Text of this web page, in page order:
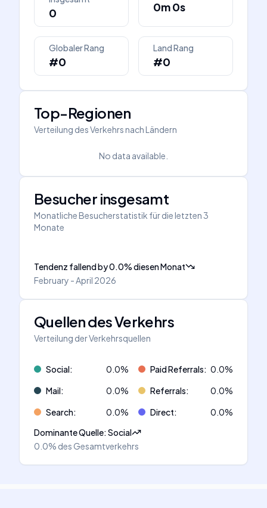
0 0m 0s
Globaler Rang
#0
Land Rang
#0
Top-Regionen
Verteilung des Verkehrs nach Ländern
No data available.
Besucher insgesamt
Monatliche Besucherstatistik für die letzten 3
Monate
Tendenz fallendby0.0%diesen Monat
February - April 2026
Quellen des Verkehrs
Verteilung der Verkehrsquellen
Social: 0.0% Paid Referrals: 0.0%
Mail: 0.0% Referrals: 0.0%
Search: 0.0% Direct: 0.0%
Dominante Quelle:Social
0.0% des Gesamtverkehrs